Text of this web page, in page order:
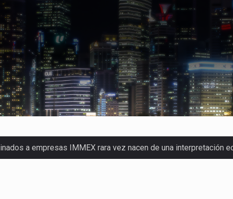
a empresas IMMEX rara vez nacen de una interpretación
registró un aumento de 1.1% interanual en mayo de…